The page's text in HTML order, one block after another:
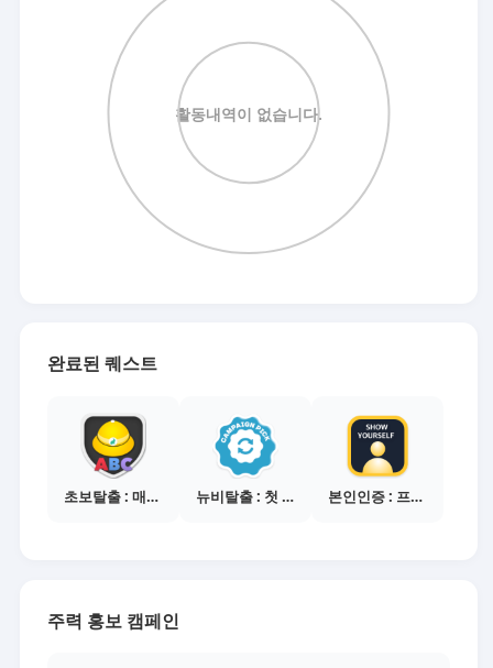
완료된 퀘스트
초보탈출 : 매체별 활동 가이드보기 뉴비탈출 : 첫 전환 달성 본인인증 : 프로필 사진등록
주력 홍보 캠페인